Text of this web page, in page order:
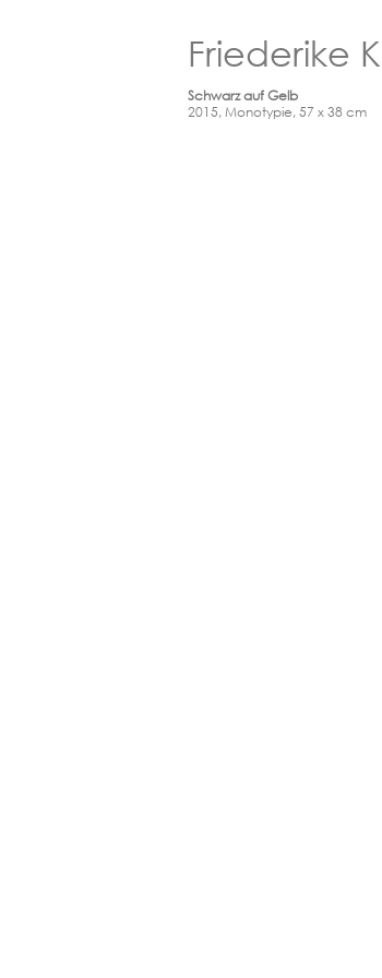
Friederike
Schwarz auf Gelb
2015, Monotypie, 57 x 38 cm